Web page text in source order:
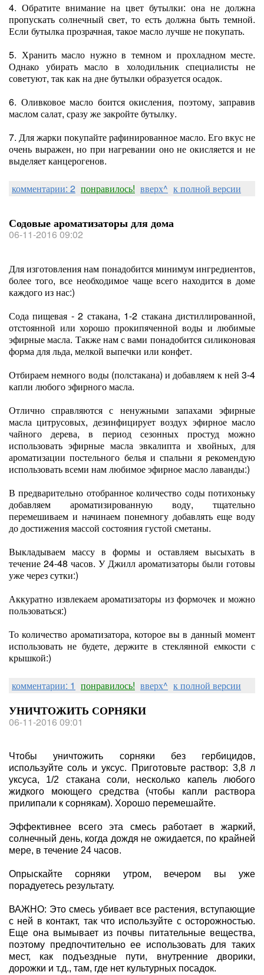
4. Обратите внимание на цвет бутылки: она не должна
пропускать солнечный свет, то есть должна быть темной.
Если бутылка прозрачная, такое масло лучше не покупать.
5. Хранить масло нужно в темном и прохладном месте.
Однако убирать масло в холодильник специалисты не
советуют, так как на дне бутылки образуется осадок.
6. Оливковое масло боится окисления, поэтому, заправив
маслом салат, сразу же закройте бутылку.
7. Для жарки покупайте рафинированное масло. Его вкус не
очень выражен, но при нагревании оно не окисляется и не
выделяет канцерогенов.
комментарии: 2 понравилось! вверх^ к полной версии
Содовые ароматизаторы для дома
06-11-2016 09:02
Для изготовления нам понадобится минимум ингредиентов,
более того, все необходимое чаще всего находится в доме
каждого из нас:)
Сода пищевая - 2 стакана, 1-2 стакана дистиллированной,
отстоянной или хорошо прокипяченной воды и любимые
эфирные масла. Также нам с вами понадобится силиконовая
форма для льда, мелкой выпечки или конфет.
Отбираем немного воды (полстакана) и добавляем к ней 3-4
капли любого эфирного масла.
Отлично справляются с ненужными запахами эфирные
масла цитрусовых, дезинфицирует воздух эфирное масло
чайного дерева, в период сезонных простуд можно
использовать эфирные масла эвкалипта и хвойных, для
ароматизации постельного белья и спальни я рекомендую
использовать всеми нам любимое эфирное масло лаванды:)
В предварительно отобранное количество соды потихоньку
добавляем ароматизированную воду, тщательно
перемешиваем и начинаем понемногу добавлять еще воду
до достижения массой состояния густой сметаны.
Выкладываем массу в формы и оставляем высыхать в
течение 24-48 часов. У Джилл ароматизаторы были готовы
уже через сутки:)
Аккуратно извлекаем ароматизаторы из формочек и можно
пользоваться:)
То количество ароматизатора, которое вы в данный момент
использовать не будете, держите в стеклянной емкости с
крышкой:)
комментарии: 1 понравилось! вверх^ к полной версии
УНИЧТОЖИТЬ СОРНЯКИ
06-11-2016 09:01
Чтобы уничтожить сорняки без гербицидов,
используйте соль и уксус. Приготовьте раствор: 3,8 л
уксуса, 1/2 стакана соли, несколько капель любого
жидкого моющего средства (чтобы капли раствора
прилипали к сорнякам). Хорошо перемешайте.
Эффективнее всего эта смесь работает в жаркий,
солнечный день, когда дождя не ожидается, по крайней
мере, в течение 24 часов.
Опрыскайте сорняки утром, вечером вы уже
порадуетесь результату.
ВАЖНО: Это смесь убивает все растения, вступающие
с ней в контакт, так что используйте с осторожностью.
Еще она вымывает из почвы питательные вещества,
поэтому предпочтительно ее использовать для таких
мест, как подъездные пути, внутренние дворики,
дорожки и т.д., там, где нет культурных посадок.